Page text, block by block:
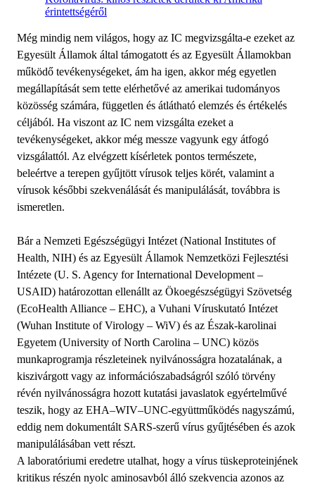
érintettségéről
Még mindig nem világos, hogy az IC megvizsgálta-e ezeket az
Egyesült Államok által támogatott és az Egyesült Államokban
működő tevékenységeket, ám ha igen, akkor még egyetlen
megállapítását sem tette elérhetővé az amerikai tudományos
közösség számára, független és átlátható elemzés és értékelés
céljából. Ha viszont az IC nem vizsgálta ezeket a
tevékenységeket, akkor még messze vagyunk egy átfogó
vizsgálattól. Az elvégzett kísérletek pontos természete,
beleértve a terepen gyűjtött vírusok teljes körét, valamint a
vírusok későbbi szekvenálását és manipulálását, továbbra is
ismeretlen.
Bár a Nemzeti Egészségügyi Intézet (National Institutes of
Health, NIH) és az Egyesült Államok Nemzetközi Fejlesztési
Intézete (U. S. Agency for International Development –
USAID) határozottan ellenállt az Ökoegészségügyi Szövetség
(EcoHealth Alliance – EHC), a Vuhani Víruskutató Intézet
(Wuhan Institute of Virology – WiV) és az Észak-karolinai
Egyetem (University of North Carolina – UNC) közös
munkaprogramja részleteinek nyilvánosságra hozatalának, a
kiszivárgott vagy az információszabadságról szóló törvény
révén nyilvánosságra hozott kutatási javaslatok egyértelművé
teszik, hogy az EHA–WIV–UNC-együttműködés nagyszámú,
eddig nem dokumentált SARS-szerű vírus gyűjtésében és azok
manipulálásában vett részt.
A laboratóriumi eredetre utalhat, hogy a vírus tüskeproteinjének
kritikus részén nyolc aminosavból álló szekvencia azonos az